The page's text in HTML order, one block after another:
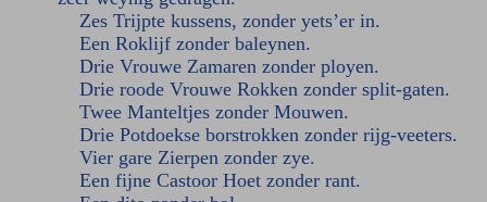
Zes Trijpte kussens, zonder yets’er in.
Een Roklijf zonder baleynen.
Drie Vrouwe Zamaren zonder ployen.
Drie roode Vrouwe Rokken zonder split-gaten.
Twee Manteltjes zonder Mouwen.
Drie Potdoekse borstrokken zonder rijg-veeters.
Vier gare Zierpen zonder zye.
Een fijne Castoor Hoet zonder rant.